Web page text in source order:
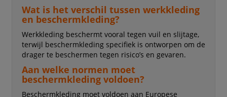
Wat is het verschil tussen werkkleding
en beschermkleding?
Werkkleding beschermt vooral tegen vuil en slijtage,
terwijl beschermkleding specifiek is ontworpen om de
drager te beschermen tegen risico’s en gevaren.
Aan welke normen moet
beschermkleding voldoen?
Beschermkleding moet voldoen aan Europese